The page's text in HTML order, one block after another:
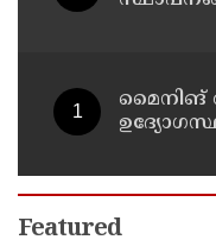
മൈനിങ്
Featured